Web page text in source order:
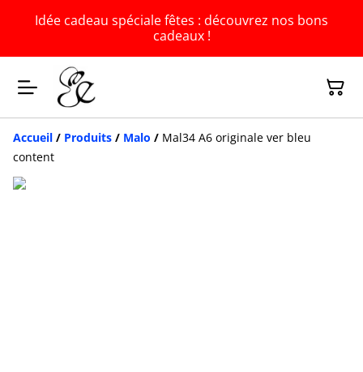
Idée cadeau spéciale fêtes : découvrez nos bons
cadeaux !
Accueil / Produits / Malo / Mal34 A6 originale ver bleu
content